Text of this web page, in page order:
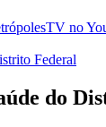
no
Federal
do